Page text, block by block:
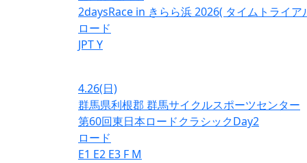
2daysRace in きらら浜 2026( タイムトライア
ロード
JPTY
4.26(日)
群馬県利根郡 群馬サイクルスポーツセンター
第60回東日本ロードクラシックDay2
ロード
E1 E2 E3 F M